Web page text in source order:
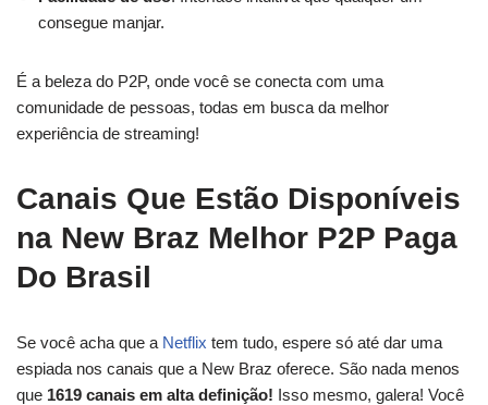
consegue manjar.
É a beleza do P2P, onde você se conecta com uma
comunidade de pessoas, todas em busca da melhor
experiência de streaming!
Canais Que Estão Disponíveis
na New Braz Melhor P2P Paga
Do Brasil
Se você acha que a Netflix tem tudo, espere só até dar uma
espiada nos canais que a New Braz oferece. São nada menos
que 1619 canais em alta definição! Isso mesmo, galera! Você